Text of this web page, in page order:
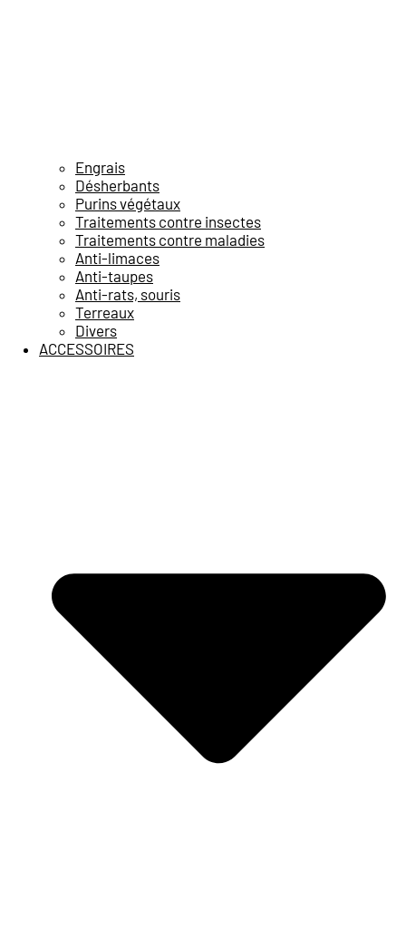
Engrais
Désherbants
Purins végétaux
Traitements contre insectes
Traitements contre maladies
Anti-limaces
Anti-taupes
Anti-rats, souris
Terreaux
Divers
ACCESSOIRES